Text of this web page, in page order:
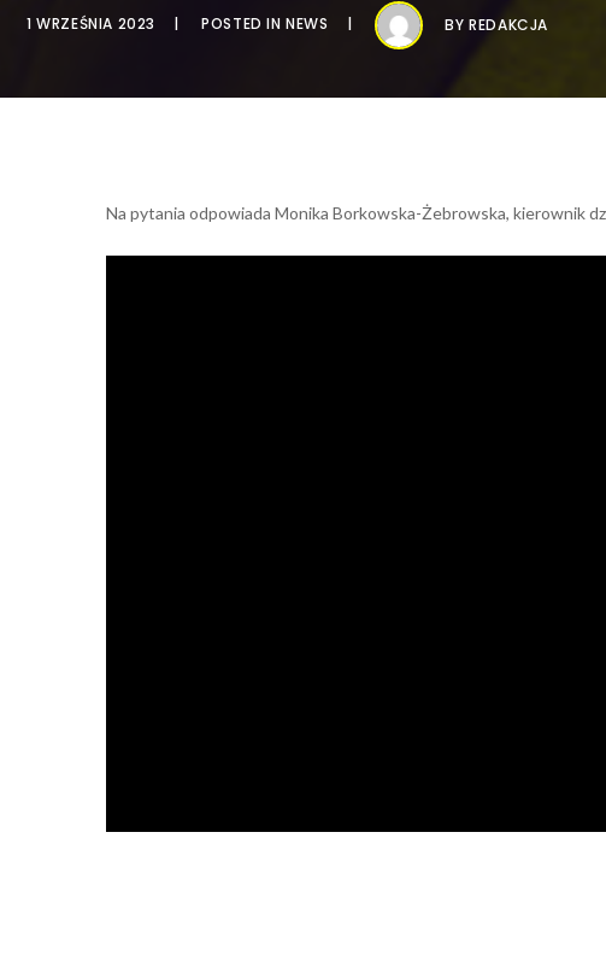
1 WRZEŚNIA 2023 POSTED INNEWS BYREDAKCJA
Na pytania odpowiada Monika Borkowska-Żebrowska, kierownik